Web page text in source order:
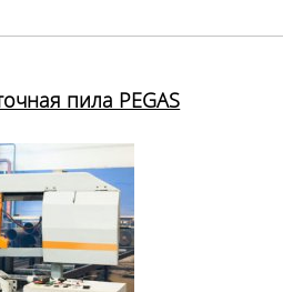
пила PEGAS